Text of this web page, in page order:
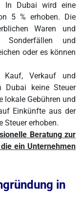
In Dubai wird eine
5 % erhoben. Die
Waren und
Sonderfällen und
oder es können
Verkauf und
Dubai keine Steuer
lokale Gebühren und
Einkünfte aus der
Steuer erhoben.
Beratung zur
ein Unternehmen
in